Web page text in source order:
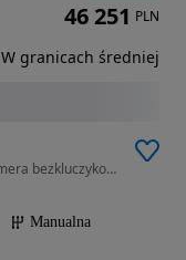
1199 cm3 • 83 KM • Citroen C3 1.2 manual kamera bezkluczykowy dostęp od Dealera salon PL
Manualna
46 251 PLN
W granicach średniej